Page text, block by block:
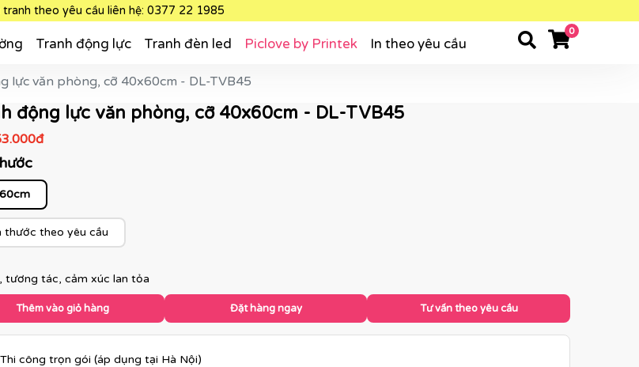
tranh theo yêu cầu liên hệ: 0377 22 1985
Tranh động lực Tranh đèn led Piclove by Printek In theo yêu cầu
0
lực văn phòng, cỡ 40x60cm - DL-TVB45
động lực văn phòng, cỡ 40x60cm - DL-TVB45
thước theo yêu cầu
tương tác, cảm xúc lan tỏa
Thêm vào giỏ hàng Đặt hàng ngay Tư vấn theo yêu cầu
Thi công trọn gói (áp dụng tại Hà Nội)